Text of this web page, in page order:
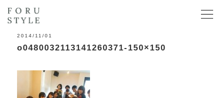
2014/11/01
o0480032113141260371-150×150